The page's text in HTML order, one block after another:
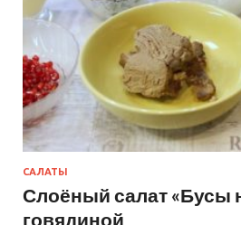
САЛАТЫ
Слоёный салат «Бусы
говядиной